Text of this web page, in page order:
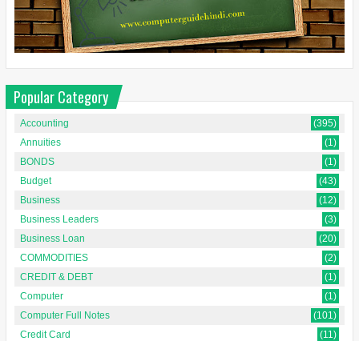
Popular Category
Accounting
(395)
Annuities
(1)
BONDS
(1)
Budget
(43)
Business
(12)
Business Leaders
(3)
Business Loan
(20)
COMMODITIES
(2)
CREDIT & DEBT
(1)
Computer
(1)
Computer Full Notes
(101)
Credit Card
(11)